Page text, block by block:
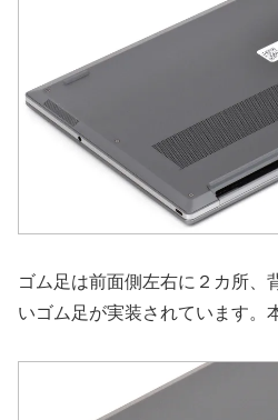
ゴム足は前面側左右に２カ所、
いゴム足が実装されています。